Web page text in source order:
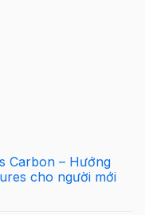
Carbon – Hướng
cho người mới